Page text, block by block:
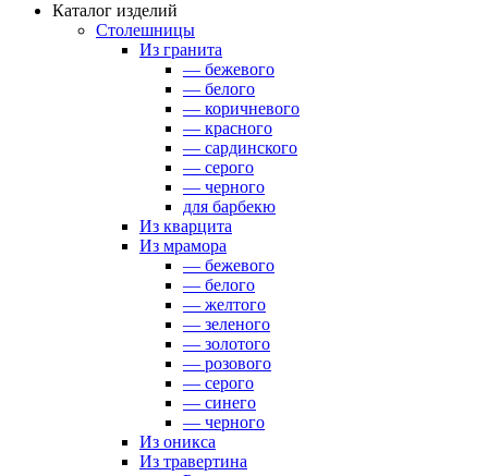
Каталог изделий
Столешницы
Из гранита
— бежевого
— белого
— коричневого
— красного
— сардинского
— серого
— черного
для барбекю
Из кварцита
Из мрамора
— бежевого
— белого
— желтого
— зеленого
— золотого
— розового
— серого
— синего
— черного
Из оникса
Из травертина